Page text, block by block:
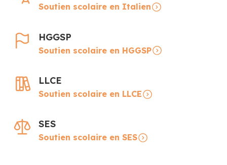
Soutien scolaire en Italien
HGGSP
Soutien scolaire en HGGSP
LLCE
Soutien scolaire en LLCE
SES
Soutien scolaire en SES